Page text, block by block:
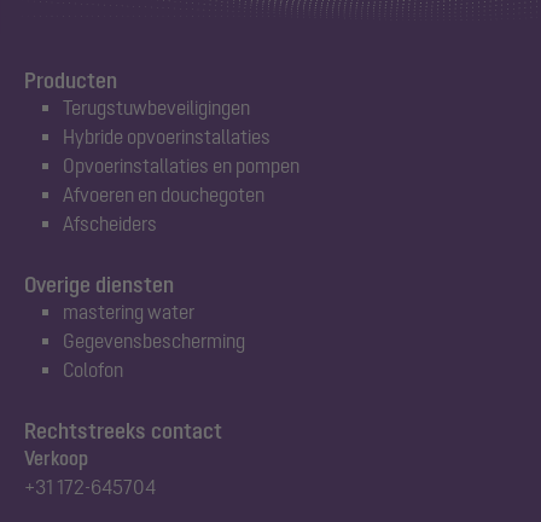
Producten
Terugstuwbeveiligingen
Hybride opvoerinstallaties
Opvoerinstallaties en pompen
Afvoeren en douchegoten
Afscheiders
Rechtstreeks contact
Verkoop
+31 172-645704
Overige diensten
mastering water
Gegevensbescherming
Colofon